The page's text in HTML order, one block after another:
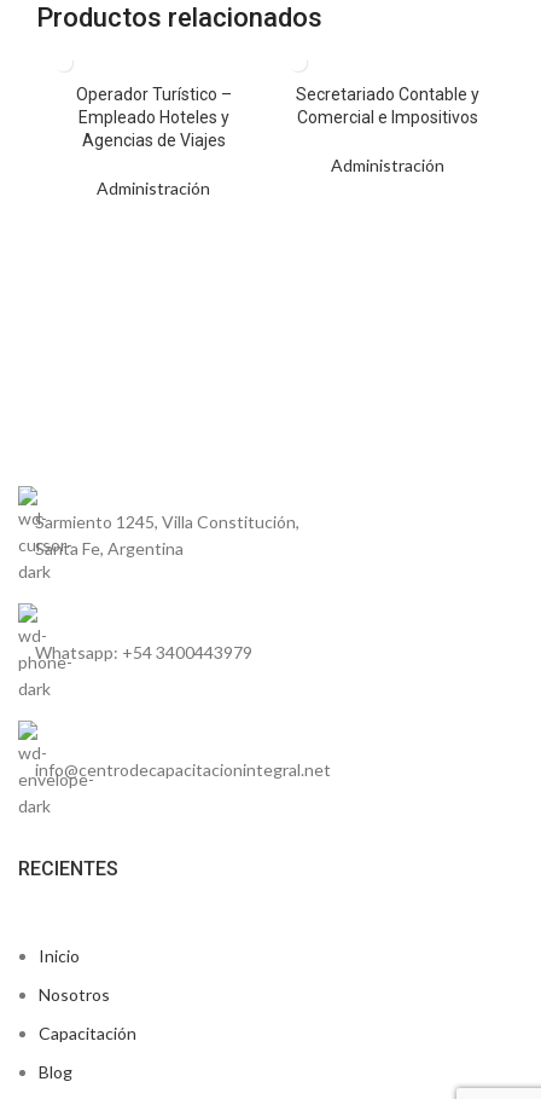
Productos relacionados
Operador Turístico –
Empleado Hoteles y
Agencias de Viajes
Administración
Secretariado Contable y
Comercial e Impositivos
Administración
Sarmiento 1245, Villa Constitución,
Santa Fe, Argentina
Whatsapp: +54 3400443979
info@centrodecapacitacionintegral.net
RECIENTES
Inicio
Nosotros
Capacitación
Blog